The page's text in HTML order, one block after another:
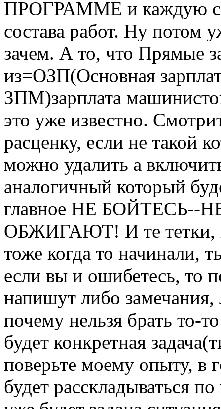
ПРОГРАММЕ и каждую
состава работ. Ну потом
зачем. А то, что Прямые
из=ОЗП(Основная
ЗПМ)зарплата
это уже известно.
расценку, если не такой
можно удалить а
аналогичный который
главное НЕ
ОБЖИГАЮТ! И те тетки,
тоже когда то начинали,
если вы и ошибетесь, то
напишут либо замечания,
почему нельзя брать то-
будет конкретная
поверьте моему опыту, в
будет расскладываться